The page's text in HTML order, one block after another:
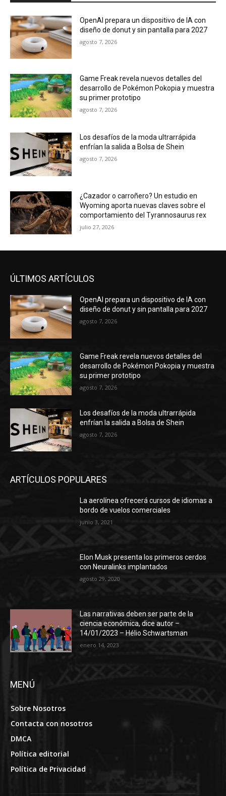
OpenAI prepara un dispositivo de IA con
diseño de donut y sin pantalla para 2027
agosto 7, 2026
Game Freak revela nuevos detalles del
desarrollo de Pokémon Pokopia y muestra
su primer prototipo
agosto 7, 2026
Los desafíos de la moda ultrarrápida
enfrían la salida a Bolsa de Shein
agosto 7, 2026
¿Cazador o carroñero? Un estudio en
Wyoming aporta nuevas claves sobre el
comportamiento del Tyrannosaurus rex
julio 27, 2026
ÚLTIMOS ARTÍCULOS
OpenAI prepara un dispositivo de IA con
diseño de donut y sin pantalla para 2027
agosto 7, 2026
Game Freak revela nuevos detalles del
desarrollo de Pokémon Pokopia y muestra
su primer prototipo
agosto 7, 2026
Los desafíos de la moda ultrarrápida
enfrían la salida a Bolsa de Shein
agosto 7, 2026
ARTÍCULOS POPULARES
La aerolínea ofrecerá cursos de idiomas a
bordo de vuelos comerciales
junio 3, 2021
Elon Musk presenta los primeros cerdos
con Neuralinks implantados
agosto 29, 2020
Las narrativas deben ser parte de la
ciencia económica, dice autor –
14/01/2023 – Hélio Schwartsman
enero 14, 2023
MENÚ
Sobre Nosotros
Contacta con nosotros
DMCA
Política editorial
Política de Privacidad